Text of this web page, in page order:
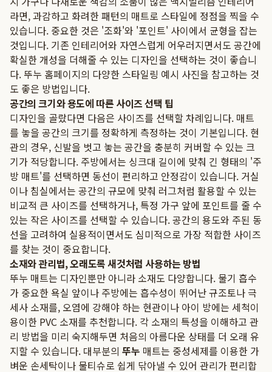
라면, 과감하고 화려한 패턴의 매트로 스타일에 정점을 찍을 수
있습니다. 중요한 것은 '조화'와 '포인트' 사이에서 균형을 잡는
것입니다. 기존 인테리어와 자연스럽게 어우러지면서도 공간에
확실한 개성을 더해줄 수 있는 디자인을 선택하는 것이 좋습니
다. 뚜누 홈페이지의 다양한 스타일링 예시 사진을 참고하는 것
도 좋은 방법입니다.
공간의 크기와 용도에 따른 사이즈 선택 팁
디자인을 골랐다면 다음은 사이즈를 선택할 차례입니다. 매트
를 놓을 공간의 크기를 정확하게 측정하는 것이 기본입니다. 현
관의 경우, 신발을 벗고 놓는 공간을 충분히 커버할 수 있는 크
기가 적당합니다. 주방에서는 싱크대 길이에 맞춰 긴 형태의 '주
방 매트'를 선택하면 동선이 편리하고 안정감이 있습니다. 거실
이나 침실에서는 공간의 규모에 맞춰 러그처럼 활용할 수 있는
비교적 큰 사이즈를 선택하거나, 특정 가구 앞에 포인트를 줄 수
있는 작은 사이즈를 선택할 수 있습니다. 공간의 용도와 주된 동
선을 고려하여 실용적이면서도 심미적으로 가장 적합한 사이즈
를 찾는 것이 중요합니다.
소재와 관리법, 오래도록 새것처럼 사용하는 방법
뚜누 매트는 디자인뿐만 아니라 소재도 다양합니다. 물기 흡수
가 중요한 욕실 앞이나 주방에는 흡수성이 뛰어난 규조토나 극
세사 소재를, 오염에 강해야 하는 현관이나 아이 방에는 세척이
용이한 PVC 소재를 추천합니다. 각 소재의 특성을 이해하고 관
리 방법을 미리 숙지해두면 처음의 아름다운 상태를 더 오래 유
지할 수 있습니다. 대부분의 뚜누 매트는 중성세제를 이용한 가
벼운 손세탁이나 물티슈로 쉽게 닦아낼 수 있어 관리가 편리합